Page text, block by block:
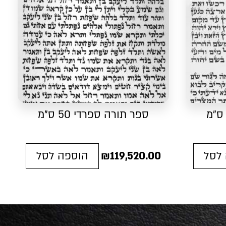
לסל
ספר תורה ספרדי 50 ס"מ
₪119,520.00 הוספה לסל